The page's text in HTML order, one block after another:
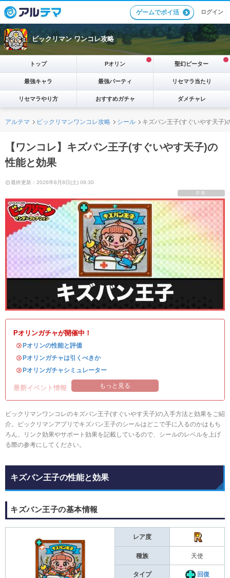
ゲームでポイ活 ログイン
ビックリマン ワンコレ攻略
トップ Pオリン 聖幻ピーター
最強キャラ 最強パーティ リセマラ当たり
リセマラやり方 おすすめガチャ ダメチャレ
アルテマ ビックリマンワンコレ攻略 シール キズバン王子(すぐいやす天子)
【ワンコレ】キズバン王子(すぐいやす天子)の
性能と効果
最終更新：2026年8月8日(土) 09:30
PR
Pオリンガチャが開催中！
・Pオリンの性能と評価
・Pオリンガチャは引くべきか
・Pオリンガチャシミュレーター
最新イベント情報 もっと見る
ビックリマンワンコレのキズバン王子(すぐいやす天子)の入手方法と効果をご紹
介。ビックリマンアプリでキズバン王子のシールはどこで手に入るのかはもち
ろん、リンク効果やサポート効果を記載しているので、シールのレベルを上げ
る際の参考にしてください。
キズバン王子の性能と効果
キズバン王子の基本情報
レア度
種族 天使
タイプ 回復